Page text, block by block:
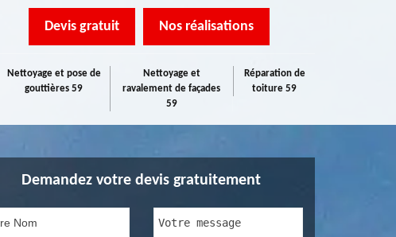
Devis gratuit Nos réalisations
Nettoyage et pose de
gouttières 59
Nettoyage et
ravalement de façades
59
Réparation de
toiture 59
Demandez votre devis gratuitement